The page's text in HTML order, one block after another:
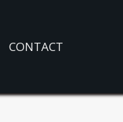
CONTACT